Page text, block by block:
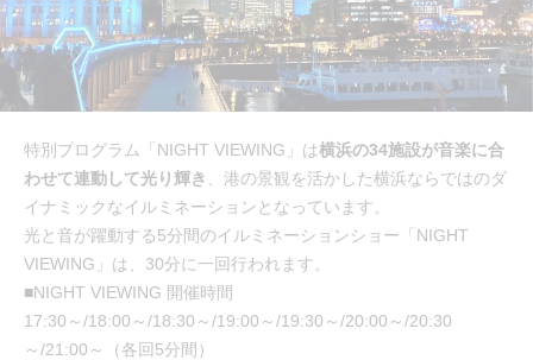
特別プログラム「NIGHT VIEWING」は横浜の34施設が音楽に合
わせて連動して光り輝き
、港の景観を活かした横浜ならではのダ
イナミックなイルミネーションとなっています。
光と音が躍動する5分間のイルミネーションショー「NIGHT
VIEWING」は、30分に一回行われます。
■NIGHT VIEWING 開催時間
17:30～/18:00～/18:30～/19:00～/19:30～/20:00～/20:30
～/21:00～（各回5分間）